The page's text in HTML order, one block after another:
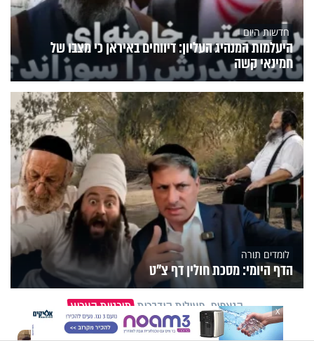
חדשות היום
היעלמות המנהיג העליון: דיווחים באיראן כי מצבו של
חמינאי קשה
לומדים תורה
הדף היומי: מסכת חולין דף צ"ט
הנצפיםפעילות הידברות תוכניות הערוץ X